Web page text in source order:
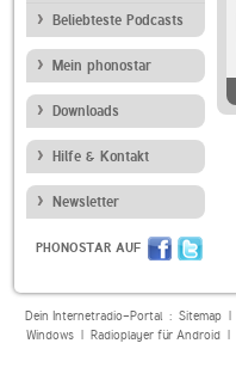
Beliebteste Podcasts
Mein phonostar
Downloads
Hilfe & Kontakt
Newsletter
PHONOSTAR AUF
Dein Internetradio-Portal : Sitemap|
Windows| Radioplayer für Android|